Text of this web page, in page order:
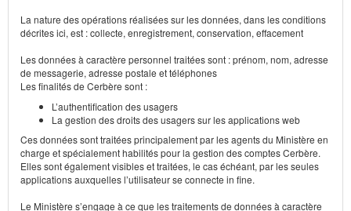
La nature des opérations réalisées sur les données, dans les conditions
décrites ici, est : collecte, enregistrement, conservation, effacement
Les données à caractère personnel traitées sont : prénom, nom, adresse
de messagerie, adresse postale et téléphones
Les finalités de Cerbère sont :
L’authentification des usagers
La gestion des droits des usagers sur les applications web
Ces données sont traitées principalement par les agents du Ministère en
charge et spécialement habilités pour la gestion des comptes Cerbère.
Elles sont également visibles et traitées, le cas échéant, par les seules
applications auxquelles l’utilisateur se connecte in fine.
Le Ministère s’engage à ce que les traitements de données à caractère